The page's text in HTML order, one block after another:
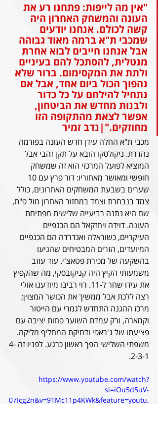
"אין מה לייפות: פתחנו רע את
העונה והמשחק האחרון היה
קשה לכולם. אנחנו יודעים
שמכבי ת"א ברמה מאוד גבוהה
אבל אנחנו חייבים לבוא אחרת
מנטלית, להסתכל להם בעיניים
ולתת את המקסימום. ברור שלא
נהפוך הכול ביום אחד, אבל אם
נתחיל להילחם על כל כדור
ולבנות מחדש את הביטחון,
אפשר לצאת מהתקופה הזו
מחוזקים."|נדב זמיר
מכבי ת"א החלה עידן חדש העונה בפורמה
נהדרת. ניקולסקו הובא על תקן זהבי אבל
המוציא לפועל המרכזי הוא זה שמשחק
שערים בשבעת המשחקים האחרונים, כולל
צמד בנבחרת וצמד במחזור האחרון מול פ"ת,
שם היא נתנה רביעייה שלישית מפתיחת
העונה. דוידה ויחזקאל הם הכנפיים
העיקריים, כשוראלה ואנדרדה הם הכנפיים
המיועדים, הזרים המבטיחים שהגיעו
בהשקעה של מכירת פטאצ'י. עוד עוזב
משמעותי הקיץ היה קניקובסקי, מה שהקפיץ
את עידו שחר ל-11. רוי רביבו מיודענו אולי
רצה ללכת אבל ממשיך את הכושר המצוין;
מרכז ההגנה התחדש לגמרי עם הייטור
וקמארה, ורק עמדת השוער פחות יציבה עם
פציעתו של ג'ראפי ודחיקת המחליף מליקה.
משפתי השלישי הפך ראשון כרגע. לפניו זה 4-
2-3-1.
https://www.youtube.com/watch?
si=iOu5d5uV-
07Icg2n&v=91Mc11p4KWk&feature=youtu.